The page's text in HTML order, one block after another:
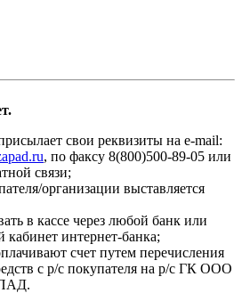
свои реквизиты на e-mail:
, по факсу 8(800)500-89-05 или
связи;
организации выставляется
в кассе через любой банк или
кабинет интернет-банка;
счет путем перечисления
с р/с покупателя на р/с ГК ООО